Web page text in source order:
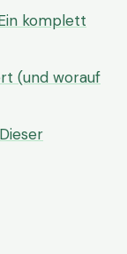
komplett
(und worauf